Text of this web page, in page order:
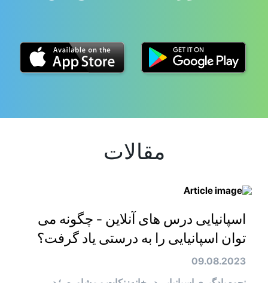
مقالات
اسپانیایی درس های آنلاین - چگونه می
توان اسپانیایی را به درستی یاد گرفت؟
09.08.2023